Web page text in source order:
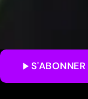
S'ABONNER